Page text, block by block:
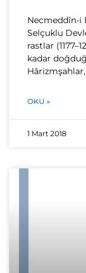
Necmeddîn-i
Selçuklu
rastlar
kadar
OKU »
1 Mart 2018